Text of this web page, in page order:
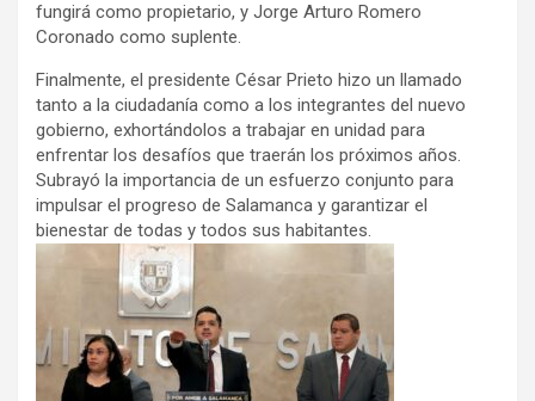
fungirá como propietario, y Jorge Arturo Romero
Coronado como suplente.
Finalmente, el presidente César Prieto hizo un llamado
tanto a la ciudadanía como a los integrantes del nuevo
gobierno, exhortándolos a trabajar en unidad para
enfrentar los desafíos que traerán los próximos años.
Subrayó la importancia de un esfuerzo conjunto para
impulsar el progreso de Salamanca y garantizar el
bienestar de todas y todos sus habitantes.